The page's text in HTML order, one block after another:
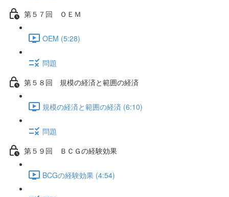
第５７回 ＯＥＭ
OEM (5:28)
問題
第５８回 規模の経済と範囲の経済
規模の経済と範囲の経済 (6:10)
問題
第５９回 ＢＣＧの経験効果
BCGの経験効果 (4:54)